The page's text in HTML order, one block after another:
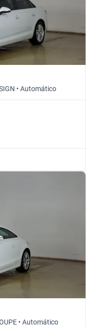
• Automático
• Automático